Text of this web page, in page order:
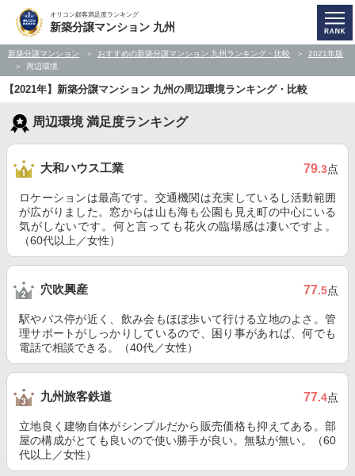
オリコン顧客満足度ランキング
新築分譲マンション 九州
新築分譲マンション おすすめの新築分譲マンション 九州ランキング・比較
2021年版
周辺環境
【2021年】新築分譲マンション 九州の周辺環境ランキング・比較
周辺環境 満足度ランキング
大和ハウス工業 79.3点
ロケーションは最高です。交通機関は充実しているし活動範囲
が広がりました。窓からは山も海も公園も見え町の中心にいる
気がしないです。何と言っても花火の臨場感は凄いですよ。
（60代以上／女性）
穴吹興産 77.5点
駅やバス停が近く、飲み会もほぼ歩いて行ける立地のよさ。管
理サポートがしっかりしているので、困り事があれば、何でも
電話で相談できる。（40代／女性）
九州旅客鉄道 77.4点
立地良く建物自体がシンプルだから販売価格も抑えてある。部
屋の構成がとても良いので使い勝手が良い。無駄が無い。（60
代以上／女性）